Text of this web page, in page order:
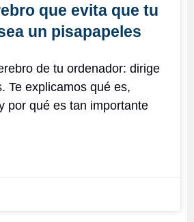
que evita que tu
un pisapapeles
de tu ordenador: dirige
Te explicamos qué es,
por qué es tan importante